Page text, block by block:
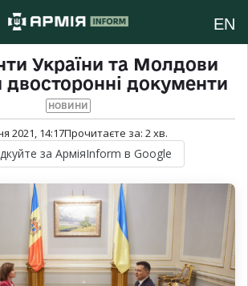
EN
України та Молдови
двосторонні документи
НОВИНИ
2021, 14:17Прочитаєте за: 2хв.
за АрміяInform в Google